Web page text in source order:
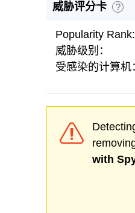
威胁评分卡 ?
Popularity Rank:
威胁级别：
受感染的计算机
with